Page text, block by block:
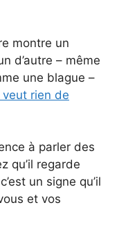
montre un
d’autre – même
une blague –
veut rien de
à parler des
qu’il regarde
un signe qu’il
et vos